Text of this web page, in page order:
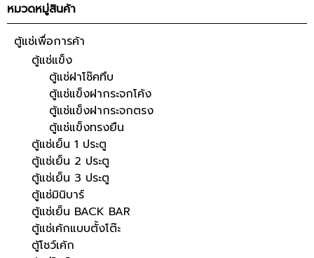
หมวดหมู่สินค้า
ตู้แช่เพื่อการค้า
ตู้แช่แข็ง
ตู้แช่ฝาโช๊คทึบ
ตู้แช่แข็งฝากระจกโค้ง
ตู้แช่แข็งฝากระจกตรง
ตู้แช่แข็งทรงยืน
ตู้แช่เย็น 1 ประตู
ตู้แช่เย็น 2 ประตู
ตู้แช่เย็น 3 ประตู
ตู้แช่มินิบาร์
ตู้แช่เย็น BACK BAR
ตู้แช่เค้กแบบตั้งโต๊ะ
ตู้โชว์เค้ก